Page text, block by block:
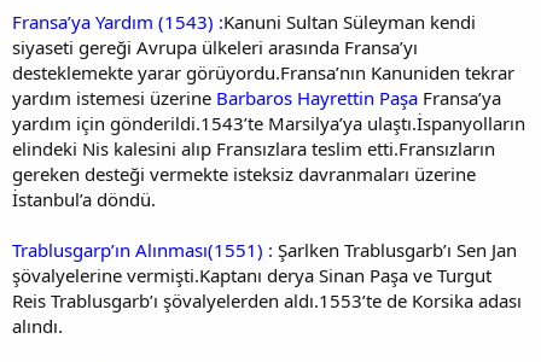
Fransa’ya Yardım (1543) :Kanuni Sultan Süleyman kendi
siyaseti gereği Avrupa ülkeleri arasında Fransa’yı
desteklemekte yarar görüyordu.Fransa’nın Kanuniden tekrar
yardım istemesi üzerine Barbaros Hayrettin Paşa Fransa’ya
yardım için gönderildi.1543’te Marsilya’ya ulaştı.İspanyolların
elindeki Nis kalesini alıp Fransızlara teslim etti.Fransızların
gereken desteği vermekte isteksiz davranmaları üzerine
İstanbul’a döndü.
Trablusgarp’ın Alınması(1551) : Şarlken Trablusgarb’ı Sen Jan
şövalyelerine vermişti.Kaptanı derya Sinan Paşa ve Turgut
Reis Trablusgarb’ı şövalyelerden aldı.1553’te de Korsika adası
alındı.